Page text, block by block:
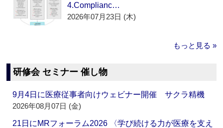
4.Complianc…
2026年07月23日 (木)
もっと見る »
研修会 セミナー 催し物
9月4日に医療従事者向けウェビナー開催 サクラ精機
2026年08月07日 (金)
21日にMRフォーラム2026 〈学び続ける力が医療を支え